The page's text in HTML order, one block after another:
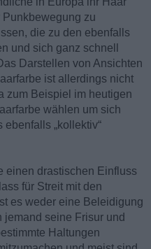
zu
die zu den ebenfalls
und sich ganz schnell
Darstellen von Ansichten
ist allerdings nicht
zum Beispiel im heutigen
wählen um sich
„kollektiv“
einen drastischen Einfluss
für Streit mit den
es weder eine Beleidigung
jemand seine Frisur und
Haltungen